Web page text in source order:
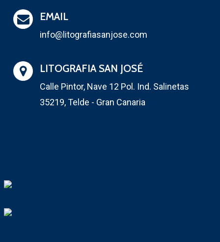
EMAIL
info@litografiasanjose.com
LITOGRAFIA SAN JOSÉ
Calle Pintor, Nave 12 Pol. Ind. Salinetas
35219, Telde - Gran Canaria